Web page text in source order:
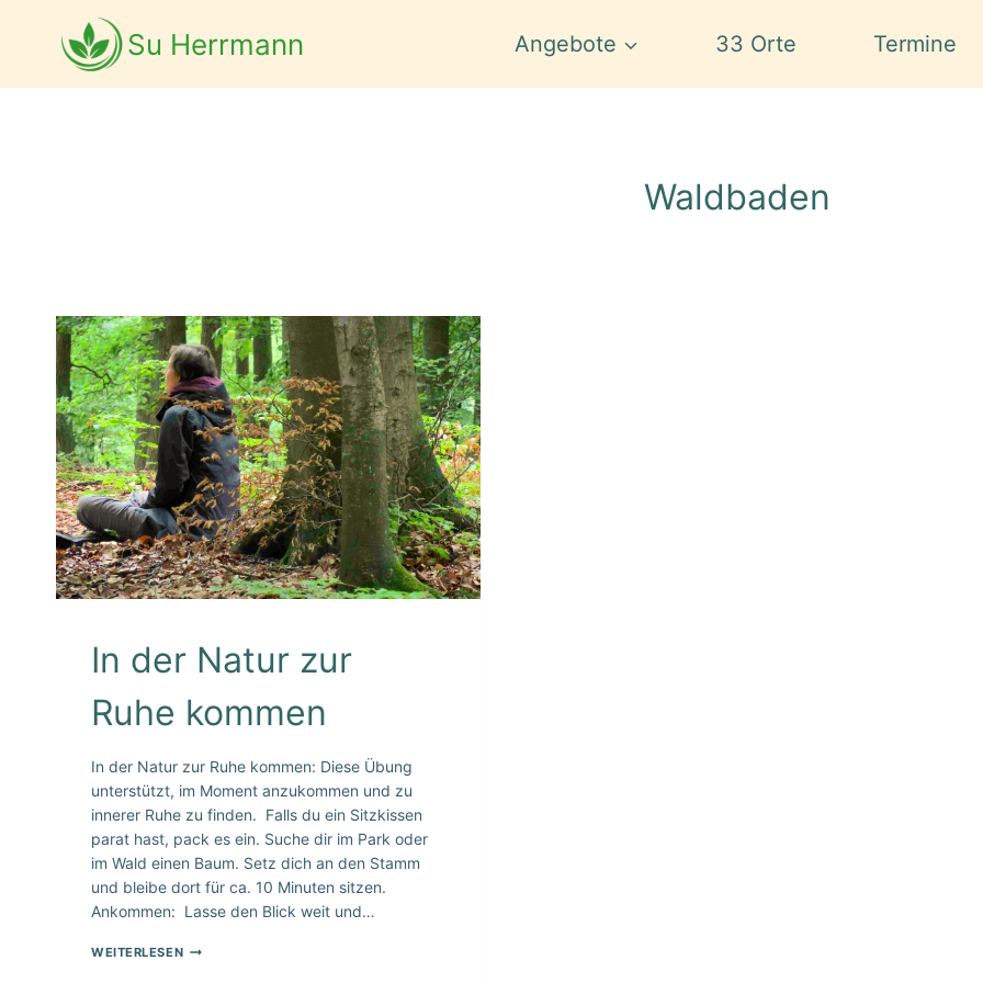
Su Herrmann Angebote 33 Orte Termine
Waldbaden
In der Natur zur
Ruhe kommen
In der Natur zur Ruhe kommen: Diese Übung
unterstützt, im Moment anzukommen und zu
innerer Ruhe zu finden. Falls du ein Sitzkissen
parat hast, pack es ein. Suche dir im Park oder
im Wald einen Baum. Setz dich an den Stamm
und bleibe dort für ca. 10 Minuten sitzen.
Ankommen: Lasse den Blick weit und…
WEITERLESEN IN